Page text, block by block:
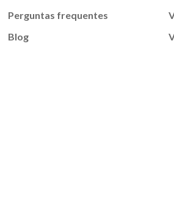
Perguntas frequentes
Blog